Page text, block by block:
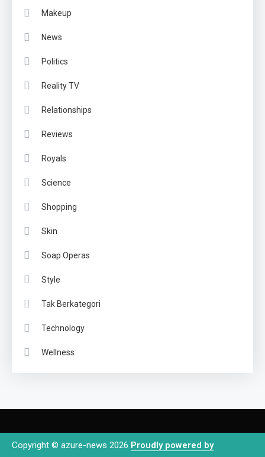
Makeup
News
Politics
Reality TV
Relationships
Reviews
Royals
Science
Shopping
Skin
Soap Operas
Style
Tak Berkategori
Technology
Wellness
Copyright © azure-news 2026 Proudly powered by